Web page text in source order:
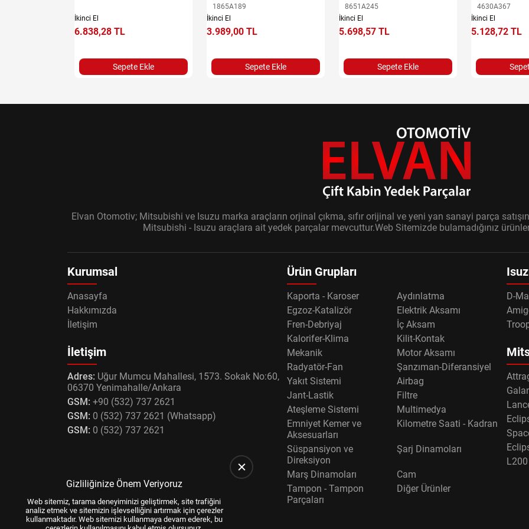
İkinci El
6.838,28 TL
Sepete Ekle
1865A189
İkinci El
3.989,00 TL
Sepete Ekle
8651A245
İkinci El
5.698,57 TL
Sepete Ekle
4630A367
İkinci El
5.128,72 TL
Elvan Otomotiv; Mitsubishi ve Isuzu marka araçların orjinal çıkma, sıfır orijinal ve yeni yan sanayi parça
Mitsubishi - Isuzu araçlara ait yedek parçalar mevcuttur.Web Sitemizde bulamadığınız
Kurumsal
Anasayfa
Hakkımızda
İletişim
İletişim
Adres: Uğur Mumcu Mahallesi, 1573. Sokak No:60,
06370 Yenimahalle/Ankara
GSM: +90 (532) 737 2621
GSM: 0 (532) 737 2621 (Whatsapp)
GSM: 0 (532) 737 2621
Ürün Grupları
Kaporta - Karoser
Aydınlatma
Egzoz-Katalizör
Elektrik Aksamı
Fren-Debriyaj
İç Aksam
Kalorifer-Klima
Kilit-Kontak
Mekanik
Motor Aksamı
Radyatör-Fan
Şanzıman-Diferansiyel
Yakıt Sistemi
Airbag
Jant-Lastik
Filtre
Ateşleme Sistemi
Multimedya
Emniyet Kemer ve
Aksesuarları
Kilometre Saati - Kadran
Süspansiyon ve
Direksiyon
Şarj Dinamoları
Marş Dinamoları
Cam
Tampon - Tampon
Parçaları
Diğer Ürünler
D-
L200
Gizliliğinize Önem Veriyoruz
Web sitemiz, tarama deneyiminizi geliştirmek, site trafiğini
analiz etmek ve sitemizin işlevselliğini artırmak için çerezler
kullanmaktadır. Web sitemizi kullanmaya devam ederek, bu